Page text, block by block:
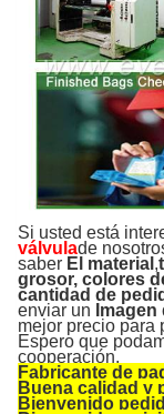
Si usted está
válvulade
saber El material ,
grosor, colores
cantidad de
enviar un
mejor precio para
Espero que
cooperación.
Fabricante de
Buena calidad y
Bienvenido